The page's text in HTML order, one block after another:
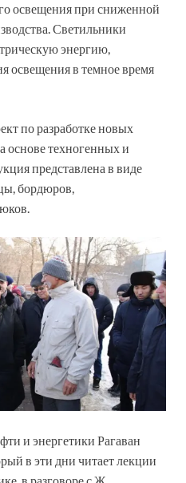
освещения при сниженной
Светильники
энергию,
освещения в темное время
по разработке новых
основе техногенных и
представлена в виде
бордюров,
и энергетики Рагаван
в эти дни читает лекции